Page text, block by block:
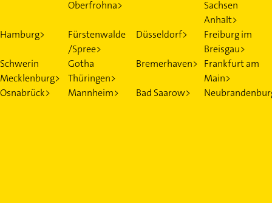
Oberfrohna>
Sachsen
Anhalt>
Hamburg>
Fürstenwalde
/Spree>
Düsseldorf>
Freiburg im
Breisgau>
Schwerin
Mecklenburg>
Gotha
Thüringen>
Bremerhaven> Frankfurt am
Main>
Osnabrück>
Mannheim> Bad Saarow>